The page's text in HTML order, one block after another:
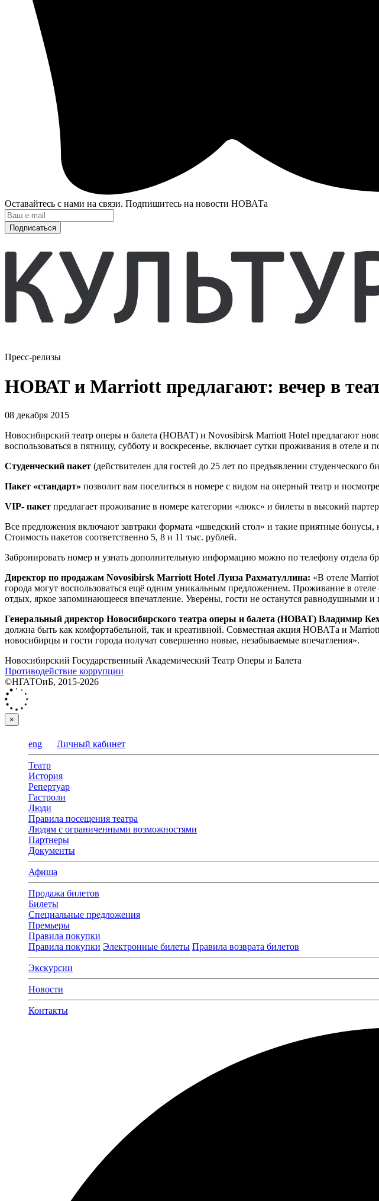
Оставайтесь с нами на связи. Подпишитесь на новости НОВАТа
Подписаться
Пресс-релизы
НОВАТ и Marriott предлагают: вечер в
08 декабря 2015
Новосибирский театр оперы и балета (НОВАТ) и Novosibirsk Marriott Hotel предлагают
воспользоваться в пятницу, субботу и воскресенье, включает сутки проживания в отеле
Студенческий пакет (действителен для гостей до 25 лет по предъявлении
Пакет «стандарт» позволит вам поселиться в номере с видом на оперный театр и
VIP- пакет предлагает проживание в номере категории «люкс» и билеты в высокий
Все предложения включают завтраки формата «шведский стол» и такие приятные
Стоимость пакетов соответственно 5, 8 и 11 тыс. рублей.
Забронировать номер и узнать дополнительную информацию можно по телефону отдела
Директор по продажам Novosibirsk Marriott Hotel Луиза Рахматуллина: «В отеле
города могут воспользоваться ещё одним уникальным предложением. Проживание в
отдых, яркое запоминающееся впечатление. Уверены, гости не останутся равнодушными
Генеральный директор Новосибирского театра оперы и балета (НОВАТ) Владимир
должна быть как комфортабельной, так и креативной. Совместная акция НОВАТа и
новосибирцы и гости города получат совершенно новые, незабываемые впечатления».
Новосибирский Государственный Академический Театр Оперы и Балета
Противодействие коррупции
©НГАТОиБ, 2015-2026
×
eng Личный кабинет
Театр
История
Репертуар
Гастроли
Люди
Правила посещения театра
Людям с ограниченными возможностями
Партнеры
Документы
Афиша
Продажа билетов
Билеты
Специальные предложения
Премьеры
Правила покупки
Правила покупки Электронные билеты Правила возврата билетов
Экскурсии
Новости
Контакты